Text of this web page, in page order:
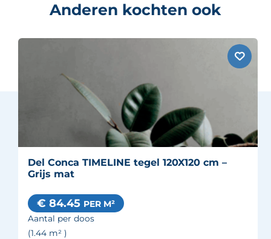
Anderen kochten ook
Del Conca TIMELINE tegel 120X120 cm –
Grijs mat
€ 84.45 PER M²
Aantal per doos
(1.44 m² )